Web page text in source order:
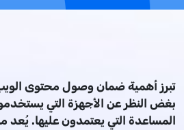
تبرز أهمية ضمان وصول محتوى
بغض النظر عن الأجهزة التي
المساعدة التي يعتمدون عليها. يُعد